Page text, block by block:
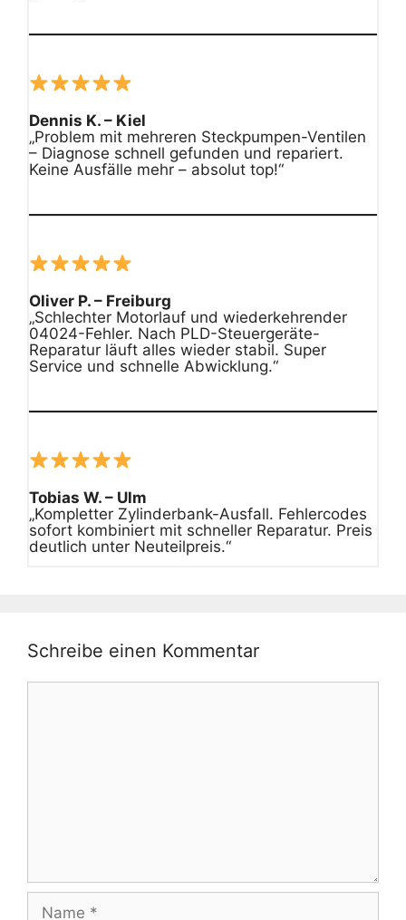
Dennis K. – Kiel
„Problem mit mehreren Steckpumpen-Ventilen
– Diagnose schnell gefunden und repariert.
Keine Ausfälle mehr – absolut top!“
Oliver P. – Freiburg
„Schlechter Motorlauf und wiederkehrender
04024-Fehler. Nach PLD-Steuergeräte-
Reparatur läuft alles wieder stabil. Super
Service und schnelle Abwicklung.“
Tobias W. – Ulm
„Kompletter Zylinderbank-Ausfall. Fehlercodes
sofort kombiniert mit schneller Reparatur. Preis
deutlich unter Neuteilpreis.“
Schreibe einen Kommentar